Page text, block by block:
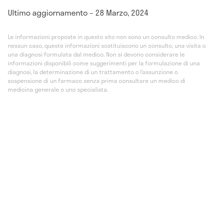
Ultimo aggiornamento – 28 Marzo, 2024
Le informazioni proposte in questo sito non sono un consulto medico. In
nessun caso, queste informazioni sostituiscono un consulto, una visita o
una diagnosi formulata dal medico. Non si devono considerare le
informazioni disponibili come suggerimenti per la formulazione di una
diagnosi, la determinazione di un trattamento o l’assunzione o
sospensione di un farmaco senza prima consultare un medico di
medicina generale o uno specialista.